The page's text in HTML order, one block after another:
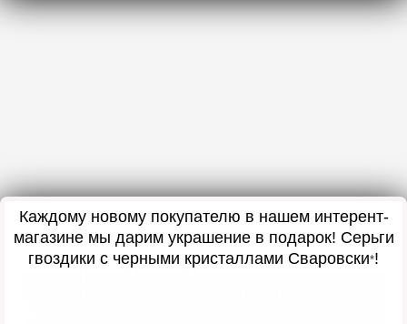
Каждому новому покупателю в нашем интерент-
магазине мы дарим украшение в подарок! Серьги
гвоздики с черными кристаллами Сваровски*!